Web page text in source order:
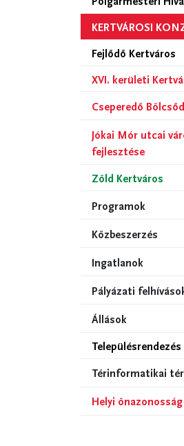
KERTVÁROSI
Fejlődő Kertváros
XVI. kerületi
Cseperedő
Jókai Mór utcai
fejlesztése
Zöld Kertváros
Programok
Közbeszerzés
Ingatlanok
Pályázati
Állások
Településrendezés
Térinformatikai
Helyi